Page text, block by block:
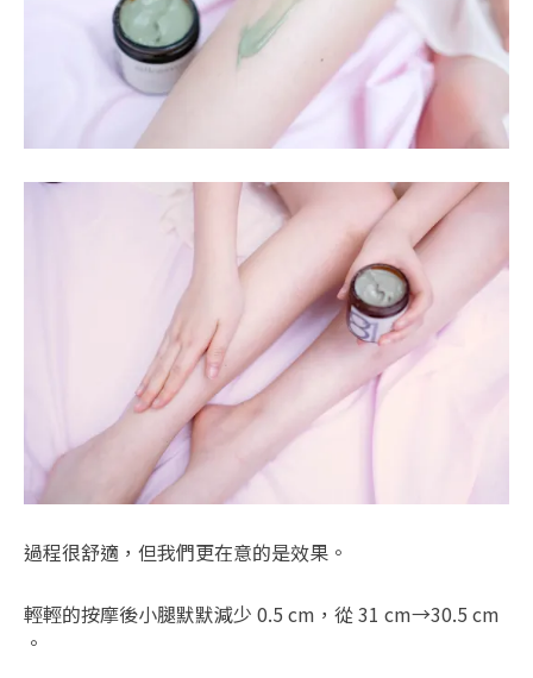
過程很舒適，但我們更在意的是效果。
輕輕的按摩後小腿默默減少 0.5 cm，從 31 cm→30.5 cm
。